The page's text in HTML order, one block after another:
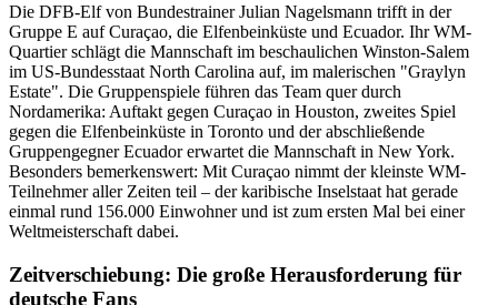
Die DFB-Elf von Bundestrainer Julian Nagelsmann trifft in der
Gruppe E auf Curaçao, die Elfenbeinküste und Ecuador. Ihr WM-
Quartier schlägt die Mannschaft im beschaulichen Winston-Salem
im US-Bundesstaat North Carolina auf, im malerischen "Graylyn
Estate". Die Gruppenspiele führen das Team quer durch
Nordamerika: Auftakt gegen Curaçao in Houston, zweites Spiel
gegen die Elfenbeinküste in Toronto und der abschließende
Gruppengegner Ecuador erwartet die Mannschaft in New York.
Besonders bemerkenswert: Mit Curaçao nimmt der kleinste WM-
Teilnehmer aller Zeiten teil – der karibische Inselstaat hat gerade
einmal rund 156.000 Einwohner und ist zum ersten Mal bei einer
Weltmeisterschaft dabei.
Zeitverschiebung: Die große Herausforderung für
deutsche Fans